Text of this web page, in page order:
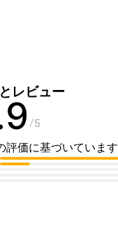
レビュー
5
評価に基づいています